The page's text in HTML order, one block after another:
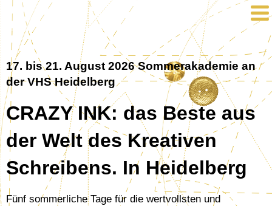
17. bis 21. August 2026 Sommerakademie an
der VHS Heidelberg
CRAZY INK: das Beste aus
der Welt des Kreativen
Schreibens. In Heidelberg
Fünf sommerliche Tage für die wertvollsten und